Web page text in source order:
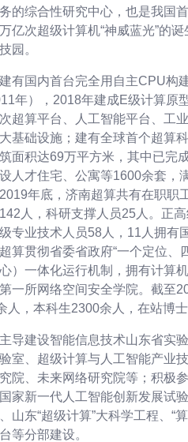
的综合性研究中心，也是我国
亿次超级计算机“神威蓝光”的
园。
有国内首台完全用自主CPU构
年），2018年建成E级计算原
超算平台、人工智能平台、工
基础设施；建有全球首个超算
面积达69万平方米，其中已完
人才住宅、公寓等1600余套，
年底，济南超算共有在职职
人，科研支撑人员25人。正
专业技术人员58人，11人拥有
算贯彻省委省政府“一个定位、
）一体化运行机制，拥有计算
一所网络空间安全学院。截至
人，本科生2300余人，在站博
导建设智能信息技术山东省实
室、超级计算与人工智能产业
院、未来网络研究院等；积极
家新一代人工智能创新发展试
山东“超级计算”大科学工程、“
等分部建设。